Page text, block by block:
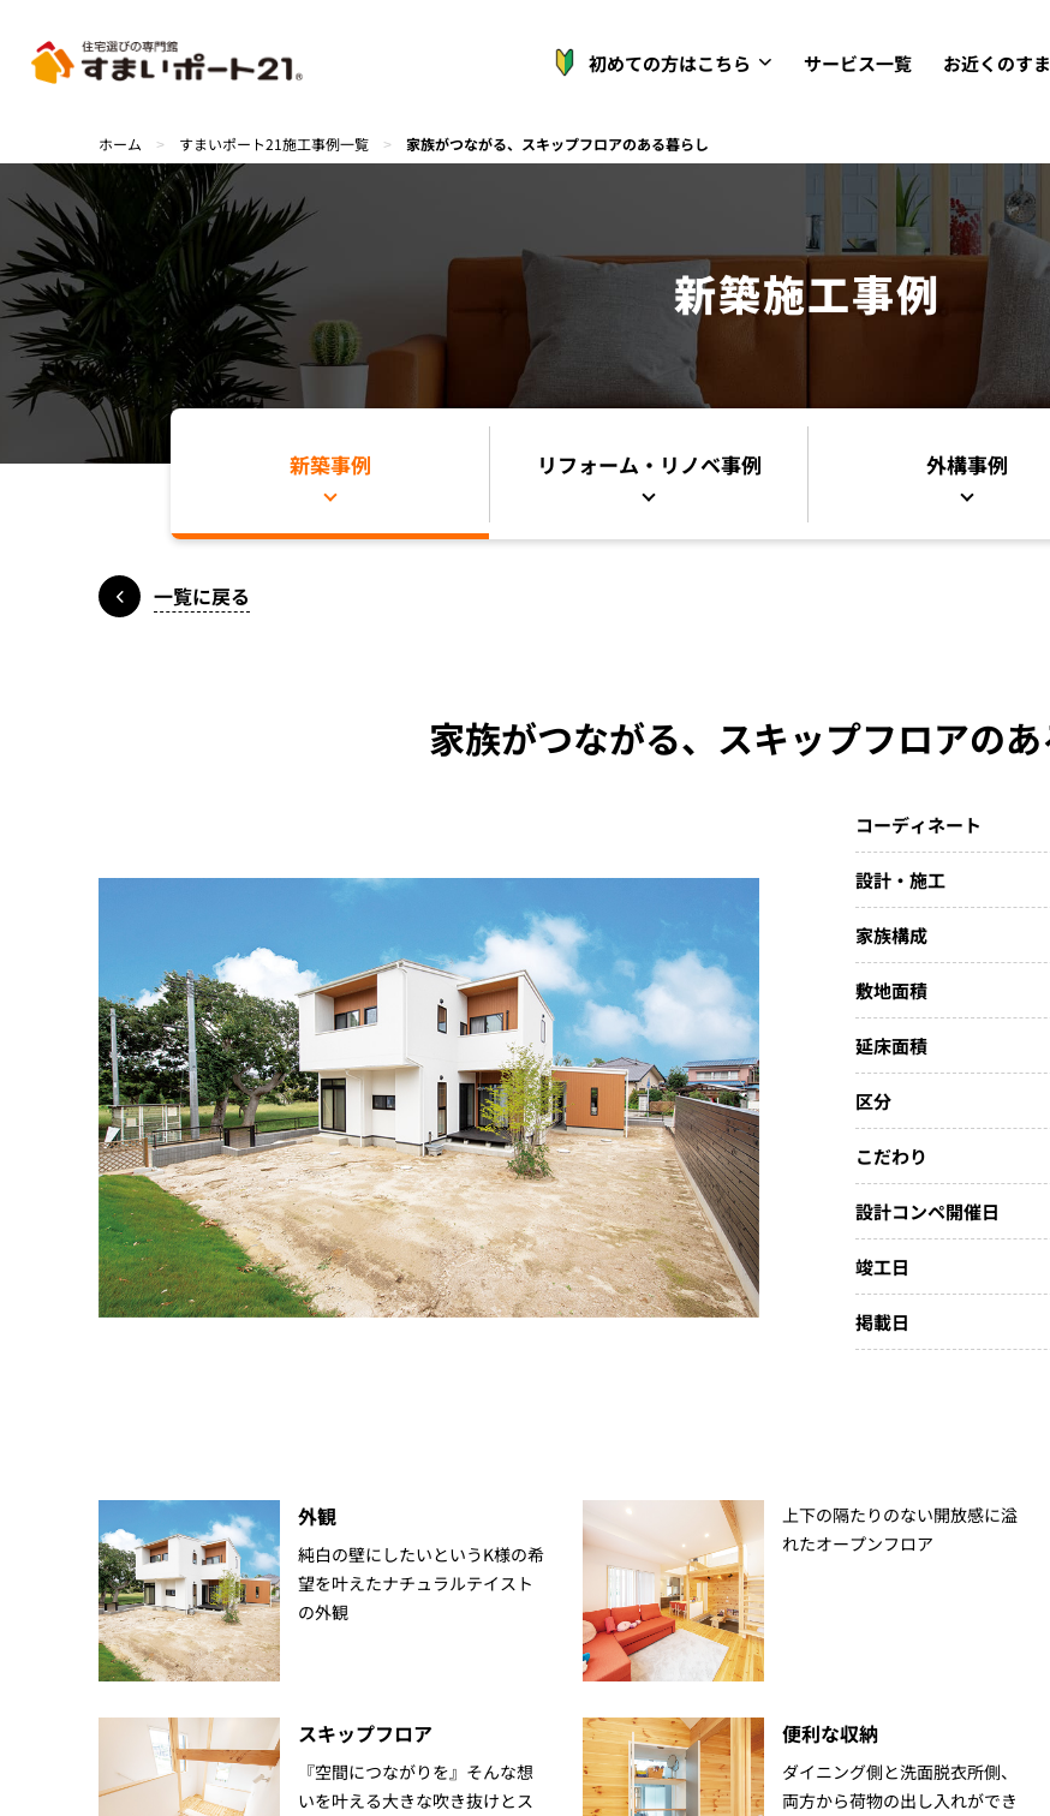
初めての方はこちら サービス一覧 お近くのす
ホーム > すまいポート21施工事例一覧 > 家族がつながる、スキップフロアのある暮らし
新築施工事例
新築事例 リフォーム・リノベ事例 外構事例
一覧に戻る
家族がつながる、スキップフロアの
コーディネート
設計・施工
家族構成
敷地面積
延床面積
区分
こだわり
設計コンペ開催日
竣工日
掲載日
外観
純白の壁にしたいというK様の希
望を叶えたナチュラルテイスト
の外観
上下の隔たりのない開放感に溢
れたオープンフロア
スキップフロア
『空間につながりを』そんな想
いを叶える大きな吹き抜けとス
便利な収納
ダイニング側と洗面脱衣所側、
両方から荷物の出し入れができ